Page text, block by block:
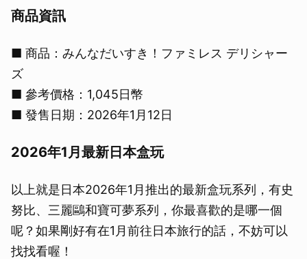
商品資訊
■ 商品：みんなだいすき！ファミレス デリシャー
ズ
■ 參考價格：1,045日幣
■ 發售日期：2026年1月12日
2026年1月最新日本盒玩
以上就是日本2026年1月推出的最新盒玩系列，有史
努比、三麗鷗和寶可夢系列，你最喜歡的是哪一個
呢？如果剛好有在1月前往日本旅行的話，不妨可以
找找看喔！